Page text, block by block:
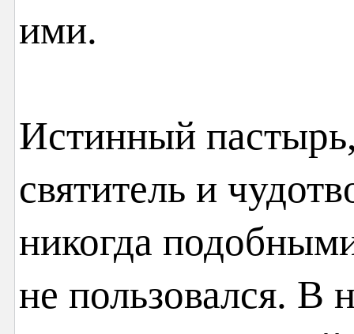
ими.
Истинный
святитель и
никогда
не пользовался. В